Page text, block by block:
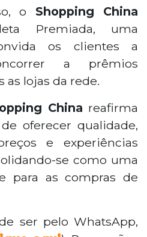
o Shopping China
Premiada, uma
os clientes a
a prêmios
as lojas da rede.
China reafirma
oferecer qualidade,
e experiências
se como uma
para as compras de
ser pelo WhatsApp,